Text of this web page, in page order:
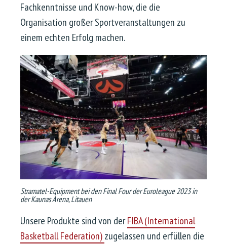
Fachkenntnisse und Know-how, die die
Organisation großer Sportveranstaltungen zu
einem echten Erfolg machen.
Stramatel-Equipment bei den Final Four der Euroleague 2023 in
der Kaunas Arena, Litauen
Unsere Produkte sind von derFIBA (International
Basketball Federation)zugelassen und erfüllen die